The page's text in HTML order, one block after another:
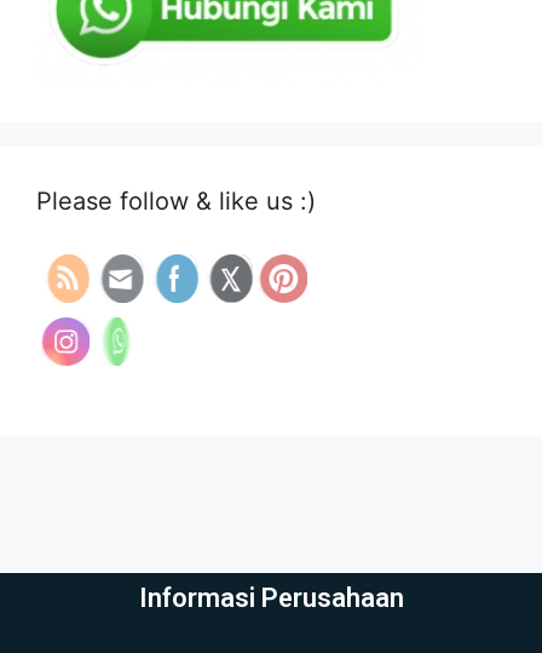
Please follow & like us :)
Informasi Perusahaan